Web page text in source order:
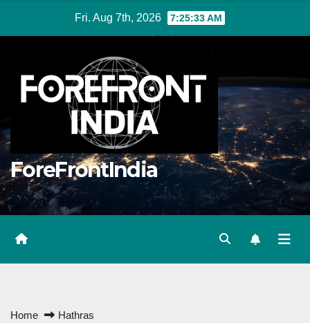
Fri. Aug 7th, 2026 7:25:34 AM
ForeFrontIndia
Home
Hathras